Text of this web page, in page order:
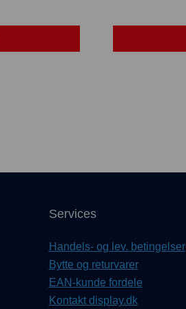
Services
Handels- og lev. betingelser
Bytte og returvarer
EAN-kunde fordele
Kontakt display.dk